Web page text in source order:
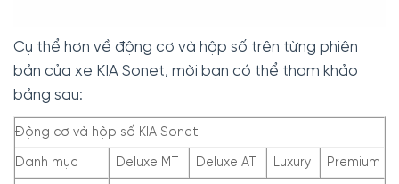
Cụ thể hơn về động cơ và hộp số trên từng phiên
bản của xe KIA Sonet, mời bạn có thể tham khảo
bảng sau:
Động cơ và hộp số KIA Sonet
Danh mục Deluxe MT Deluxe AT Luxury Premium